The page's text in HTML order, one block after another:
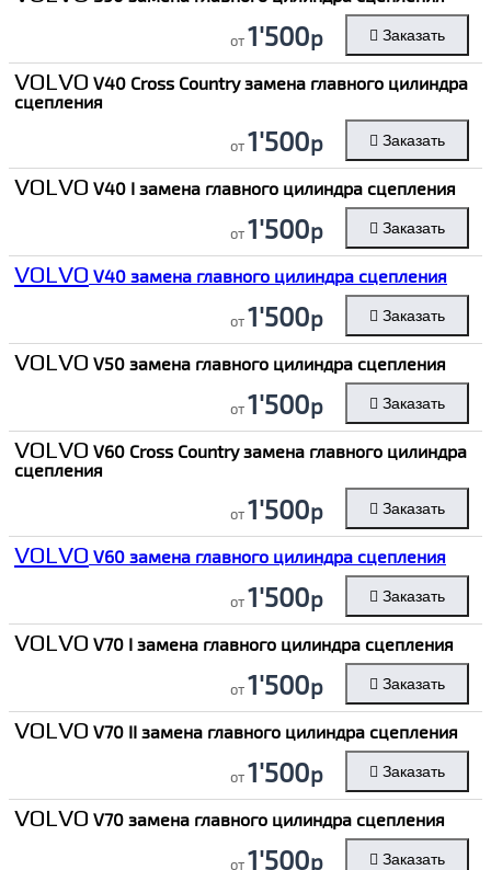
от1'500р Заказать
VOLVO V40 Cross Country замена главного цилиндра
сцепления
от1'500р Заказать
VOLVO V40 I замена главного цилиндра сцепления
от1'500р Заказать
VOLVO V40 замена главного цилиндра сцепления
от1'500р Заказать
VOLVO V50 замена главного цилиндра сцепления
от1'500р Заказать
VOLVO V60 Cross Country замена главного цилиндра
сцепления
от1'500р Заказать
VOLVO V60 замена главного цилиндра сцепления
от1'500р Заказать
VOLVO V70 I замена главного цилиндра сцепления
от1'500р Заказать
VOLVO V70 II замена главного цилиндра сцепления
от1'500р Заказать
VOLVO V70 замена главного цилиндра сцепления
от1'500р Заказать